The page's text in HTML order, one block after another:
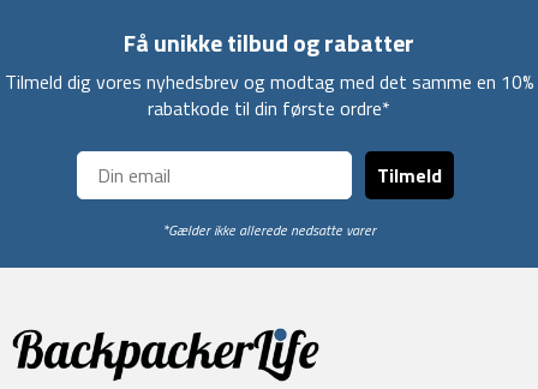
Få unikke tilbud og rabatter
Tilmeld dig vores nyhedsbrev og modtag med det samme en 10%
rabatkode til din første ordre*
Tilmeld
*Gælder ikke allerede nedsatte varer